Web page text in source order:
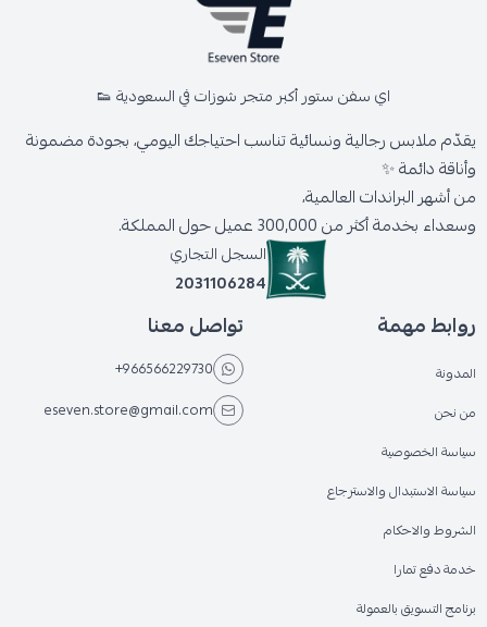
اي سفن ستور أكبر متجر شوزات في السعودية 👟
يقدّم ملابس رجالية ونسائية تناسب احتياجك اليومي، بجودة مضمونة
وأناقة دائمة ✨
من أشهر البراندات العالمية،
وسعداء بخدمة أكثر من 300,000 عميل حول المملكة.
السجل التجاري
2031106284
روابط مهمة
المدونة
من نحن
سياسة الخصوصية
سياسة الاستبدال والاسترجاع
الشروط والاحكام
خدمة دفع تمارا
برنامج التسويق بالعمولة
تواصل معنا
+966566229730
eseven.store@gmail.com